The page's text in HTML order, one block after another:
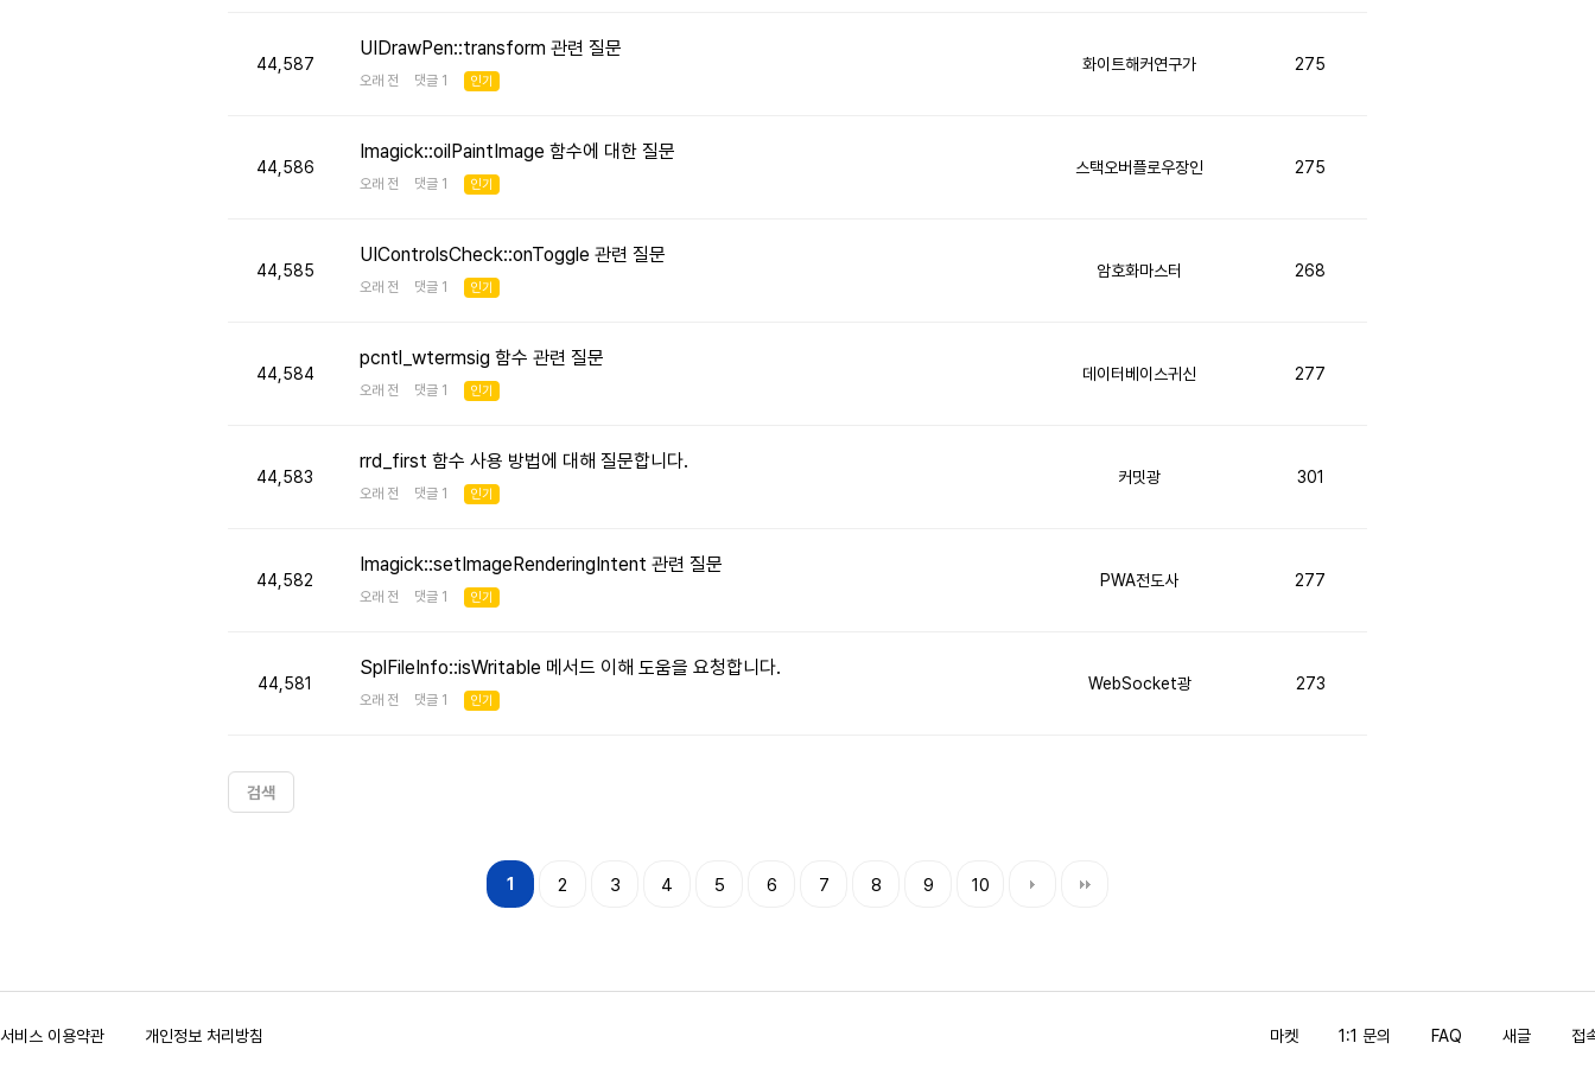
44,587
UIDrawPen::transform 관련 질문
오래 전 댓글 1 인기
화이트해커연구가 275
44,586
Imagick::oilPaintImage 함수에 대한 질문
오래 전 댓글 1 인기
스택오버플로우장인 275
44,585
UIControlsCheck::onToggle 관련 질문
오래 전 댓글 1 인기
암호화마스터 268
44,584
pcntl_wtermsig 함수 관련 질문
오래 전 댓글 1 인기
데이터베이스귀신 277
44,583
rrd_first 함수 사용 방법에 대해 질문합니다.
오래 전 댓글 1 인기
커밋광 301
44,582
Imagick::setImageRenderingIntent 관련 질문
오래 전 댓글 1 인기
PWA전도사 277
44,581
SplFileInfo::isWritable 메서드 이해 도움을 요청합니다.
오래 전 댓글 1 인기
WebSocket광 273
검색
1 2 3 4 5 6 7 8 9 10
맨끝
서비스 이용약관 개인정보 처리방침 마켓 1:1 문의 FAQ 새글 접